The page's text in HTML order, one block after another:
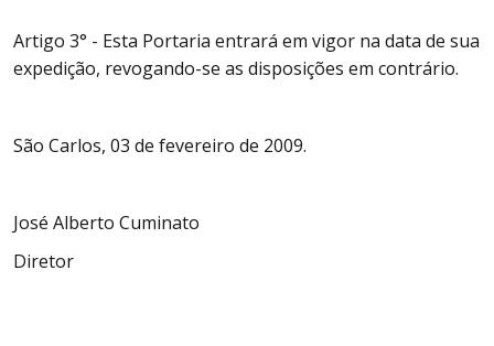
Artigo 3° - Esta Portaria entrará em vigor na data de sua
expedição, revogando-se as disposições em contrário.
São Carlos, 03 de fevereiro de 2009.
José Alberto Cuminato
Diretor